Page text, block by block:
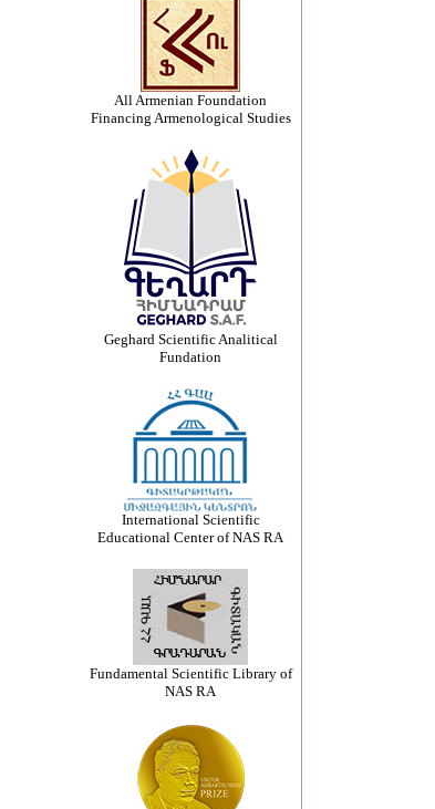
All Armenian Foundation
Financing Armenological Studies
Geghard Scientific Analitical
Fundation
International Scientific
Educational Center of NAS RA
Fundamental Scientific Library of
NAS RA